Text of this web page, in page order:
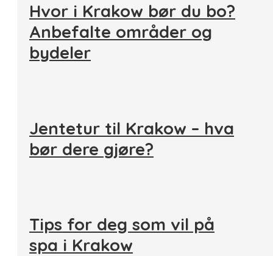
Hvor i Krakow bør du bo?
Anbefalte områder og
bydeler
Jentetur til Krakow – hva
bør dere gjøre?
Tips for deg som vil på
spa i Krakow